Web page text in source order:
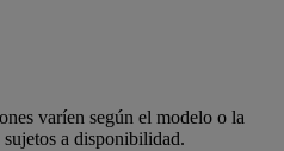
varíen según el modelo o la
a disponibilidad.